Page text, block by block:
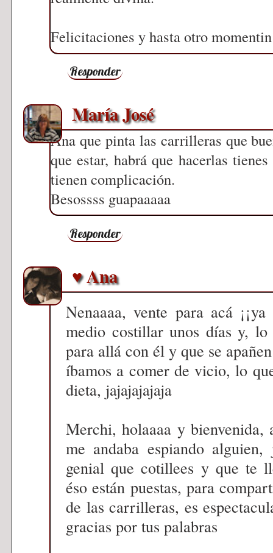
Felicitaciones y hasta otro
Responder
María José
Ana que pinta las carrilleras que
que estar, habrá que hacerlas
tienen complicación.
Besossss guapaaaaa
Responder
♥ Ana
Nenaaaa, vente para acá
medio costillar unos días y, lo
para allá con él y que se
íbamos a comer de vicio, lo
dieta, jajajajajaja
Merchi, holaaaa y bienvenida,
me andaba espiando
genial que cotillees y que te
éso están puestas, para
de las carrilleras, es
gracias por tus palabras